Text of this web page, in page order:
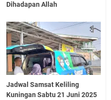
Dihadapan Allah
Jadwal Samsat Keliling
Kuningan Sabtu 21 Juni 2025